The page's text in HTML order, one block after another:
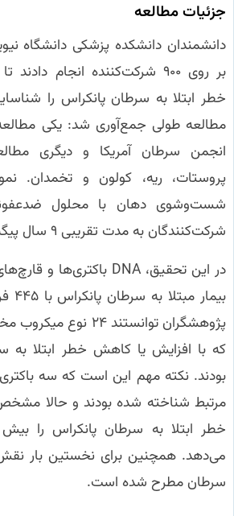
جزئیات مطالعه
دانشمندان دانشکده پزشکی دانشگاه
بر روی ۹۰۰ شرکت‌کننده انجام
خطر ابتلا به سرطان پانکراس را
مطالعه طولی جمع‌آوری شد: یکی
انجمن سرطان آمریکا و دیگری
پروستات، ریه، کولون و تخمدان.
شست‌وشوی دهان با محلول
شرکت‌کنندگان به مدت تقریبی ۹ سال پیگیری شدند.
پژوهشگران توانستند
که با افزایش یا کاهش خطر ابتلا به
بودند. نکته مهم این است که سه
مرتبط شناخته شده بودند و حالا
خطر ابتلا به سرطان پانکراس را
می‌دهد. همچنین برای نخستین بار نقش
سرطان مطرح شده است.